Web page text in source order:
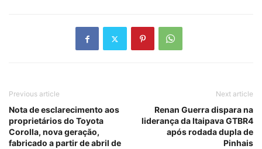
Previous article
Nota de esclarecimento aos
proprietários do Toyota
Corolla, nova geração,
fabricado a partir de abril de
Next article
Renan Guerra dispara na
liderança da Itaipava GTBR4
após rodada dupla de
Pinhais